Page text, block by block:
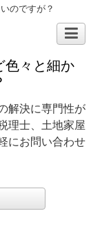
のですが？
色々と細か
解決に専門性が
理士、土地家屋
にお問い合わせ